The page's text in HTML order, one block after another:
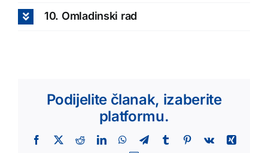
10. Omladinski rad
Podijelite članak, izaberite
platformu.
Facebook
X RedditLinkedInWhatsApp
TelegramTumblr Pinterest
Vk
Xing